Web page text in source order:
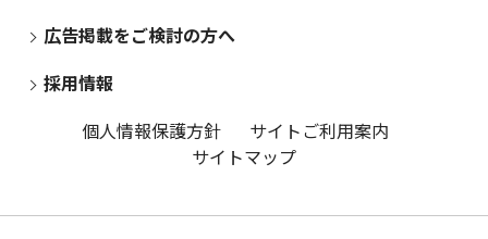
広告掲載をご検討の方へ
採用情報
個人情報保護方針
サイトご利用案内
サイトマップ